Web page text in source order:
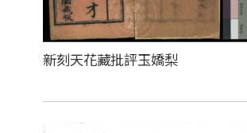
新刻天花藏批評玉嬌梨